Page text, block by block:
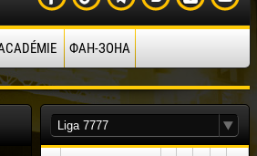
ФАН-ЗОНА